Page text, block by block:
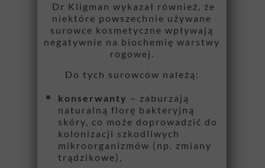
Dr Kligman wykazał również, że
niektóre powszechnie używane
surowce kosmetyczne wpływają
negatywnie na biochemię warstwy
rogowej.
Do tych surowców należą:
konserwanty – zaburzają
naturalną florę bakteryjną
skóry, co może doprowadzić do
kolonizacji szkodliwych
mikroorganizmów (np. zmiany
trądzikowe),